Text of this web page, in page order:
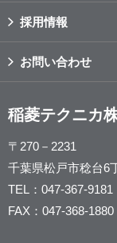
採用情報
お問い合わせ
稲菱テクニカ
〒270－2231
千葉県松戸市稔台6
TEL：047-367-9181
FAX：047-368-1880